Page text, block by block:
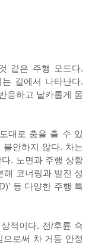
같은 주행 모드다.
길에서 나타난다.
응하고 날카롭게 몸
대로 춤을 출 수 있
안하지 않다. 차는
. 노면과 주행 상황
해 코너링과 발진 성
등 다양한 주행 특
적이다. 전/후륜 쇽
로써 차 거동 안정